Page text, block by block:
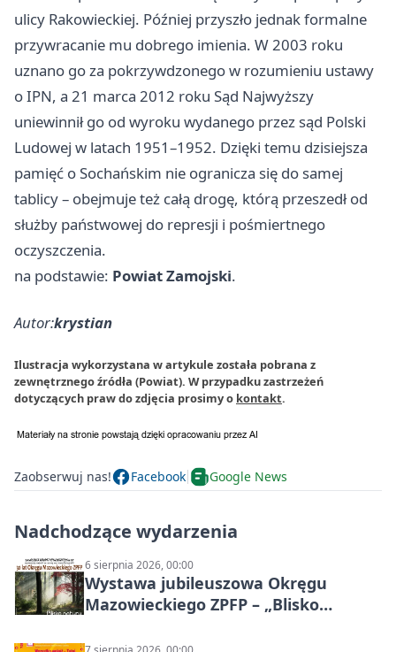
ulicy Rakowieckiej. Później przyszło jednak formalne
przywracanie mu dobrego imienia. W 2003 roku
uznano go za pokrzywdzonego w rozumieniu ustawy
o IPN, a 21 marca 2012 roku Sąd Najwyższy
uniewinnił go od wyroku wydanego przez sąd Polski
Ludowej w latach 1951–1952. Dzięki temu dzisiejsza
pamięć o Sochańskim nie ogranicza się do samej
tablicy – obejmuje też całą drogę, którą przeszedł od
służby państwowej do represji i pośmiertnego
oczyszczenia.
na podstawie: Powiat Zamojski.
Autor:krystian
Ilustracja wykorzystana w artykule została pobrana z
zewnętrznego źródła (Powiat). W przypadku zastrzeżeń
dotyczących praw do zdjęcia prosimy o kontakt.
Zaobserwuj nas! Facebook Google News
Nadchodzące wydarzenia
6 sierpnia 2026, 00:00
Wystawa jubileuszowa Okręgu
Mazowieckiego ZPFP – „Blisko